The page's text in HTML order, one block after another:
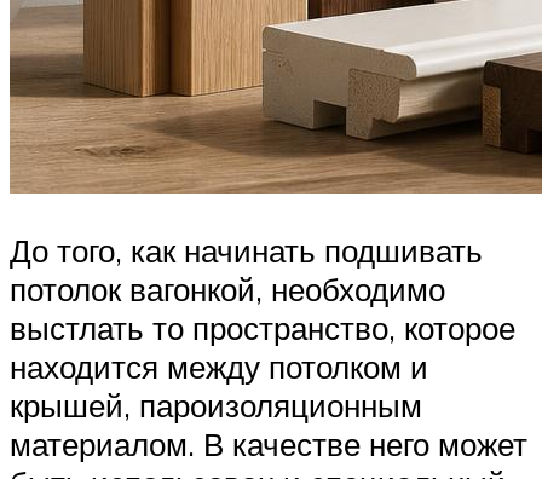
До того, как начинать подшивать
потолок вагонкой, необходимо
выстлать то пространство, которое
находится между потолком и
крышей, пароизоляционным
материалом. В качестве него может